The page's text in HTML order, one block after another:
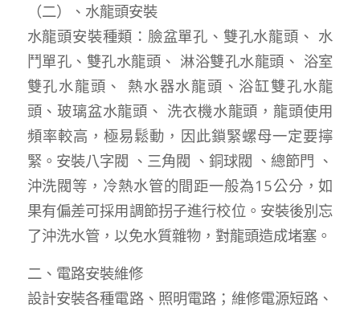
（二）、水龍頭安裝
水龍頭安裝種類：臉盆單孔、雙孔水龍頭、 水
鬥單孔、雙孔水龍頭、 淋浴雙孔水龍頭、 浴室
雙孔水龍頭、 熱水器水龍頭、浴缸雙孔水龍
頭、玻璃盆水龍頭、 洗衣機水龍頭，龍頭使用
頻率較高，極易鬆動，因此鎖緊螺母一定要擰
緊。安裝八字閥 、三角閥 、銅球閥 、總節門 、
沖洗閥等，冷熱水管的間距一般為15公分，如
果有偏差可採用調節拐子進行校位。安裝後別忘
了沖洗水管，以免水質雜物，對龍頭造成堵塞。
二、電路安裝維修
設計安裝各種電路、照明電路；維修電源短路、